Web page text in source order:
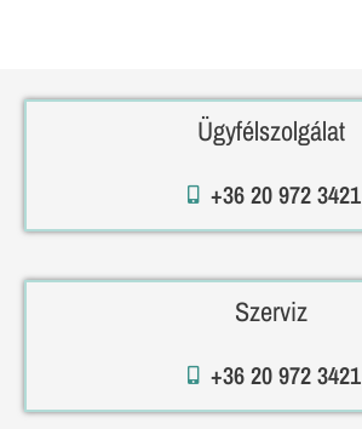
Ügyfélszolgálat
+36 20 972 3421
Szerviz
+36 20 972 3421